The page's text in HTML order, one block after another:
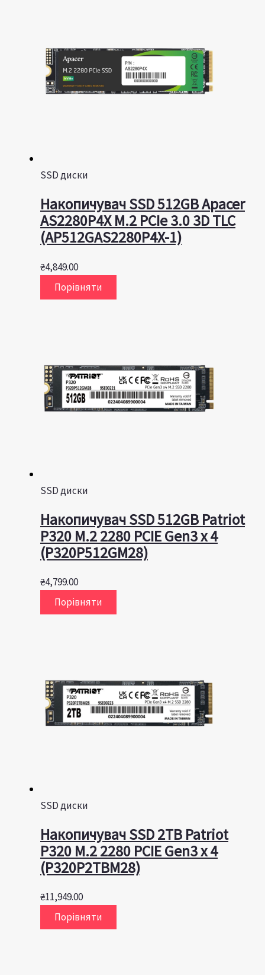
SSD диски
Накопичувач SSD 512GB Apacer
AS2280P4X M.2 PCIe 3.0 3D TLC
(AP512GAS2280P4X-1)
₴4,849.00
Порівняти
SSD диски
Накопичувач SSD 512GB Patriot
P320 M.2 2280 PCIE Gen3 x 4
(P320P512GM28)
₴4,799.00
Порівняти
SSD диски
Накопичувач SSD 2TB Patriot
P320 M.2 2280 PCIE Gen3 x 4
(P320P2TBM28)
₴11,949.00
Порівняти